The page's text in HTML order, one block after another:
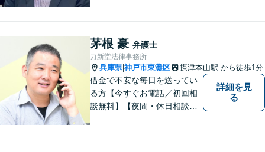
イエンスの博士号も保有）と
交渉経験が豊富な弁護士
茅根 豪 弁護士
力新堂法律事務所
兵庫県|神戸市東灘区 摂津本山駅 から徒歩1分
借金で不安な毎日を送ってい
る方【今すぐお電話／初回相
談無料】【夜間・休日相談
詳細を見
る